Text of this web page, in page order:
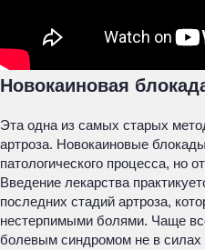
Новокаиновая
Эта одна из самых старых
артроза. Новокаиновые
патологического процесса, но
Введение лекарства
последних стадий артроза,
нестерпимыми болями. Чаще
болевым синдромом не в силах